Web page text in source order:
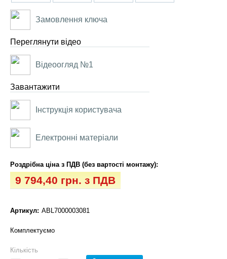
Замовлення ключа
Переглянути відео
Відеоогляд №1
Завантажити
Інструкція користувача
Електронні матеріали
Роздрібна ціна з ПДВ (без вартості монтажу):
9 794,40 грн. з ПДВ
Артикул: ABL7000003081
Комплектуємо
Кількість